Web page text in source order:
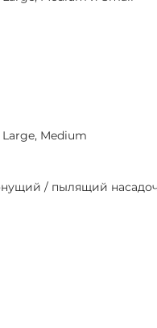
Medium
/ пылящий